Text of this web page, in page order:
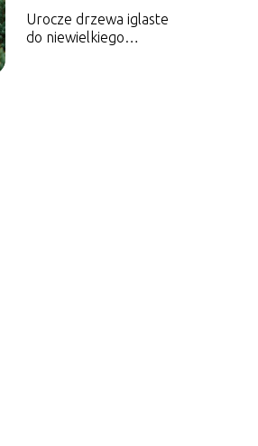
Urocze drzewa iglaste
do niewielkiego